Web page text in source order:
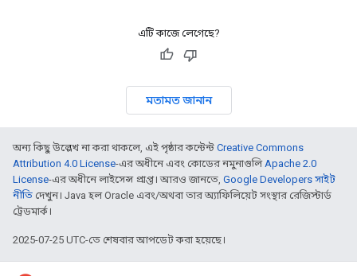
এটি কাজে লেগেছে?
মতামত জানান
অন্য কিছু উল্লেখ না করা থাকলে, এই পৃষ্ঠার কন্টেন্ট Creative Commons
Attribution 4.0 License-এর অধীনে এবং কোডের নমুনাগুলিApache 2.0
License-এর অধীনে লাইসেন্স প্রাপ্ত। আরও জানতে, Google Developers সাইট
নীতি দেখুন। Java হল Oracle এবং/অথবা তার অ্যাফিলিয়েট সংস্থার রেজিস্টার্ড
ট্রেডমার্ক।
2025-07-25 UTC-তে শেষবার আপডেট করা হয়েছে।